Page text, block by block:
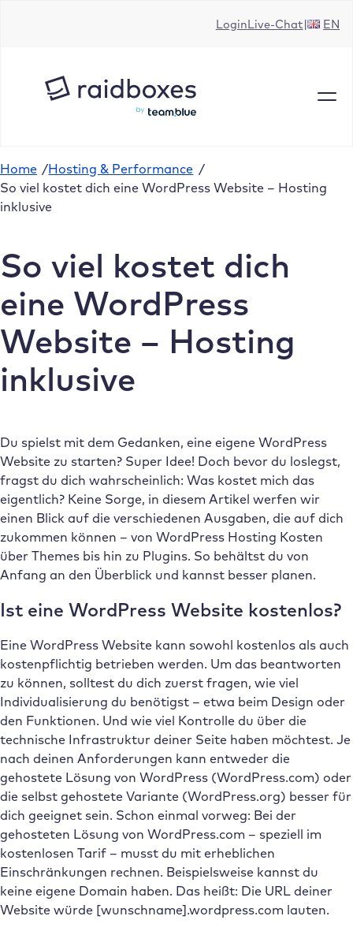
LoginLive-Chat EN
Home /Hosting & Performance /
So viel kostet dich eine WordPress Website – Hosting
inklusive
So viel kostet dich
eine WordPress
Website – Hosting
inklusive
Du spielst mit dem Gedanken, eine eigene WordPress
Website zu starten? Super Idee! Doch bevor du loslegst,
fragst du dich wahrscheinlich: Was kostet mich das
eigentlich? Keine Sorge, in diesem Artikel werfen wir
einen Blick auf die verschiedenen Ausgaben, die auf dich
zukommen können – von WordPress Hosting Kosten
über Themes bis hin zu Plugins. So behältst du von
Anfang an den Überblick und kannst besser planen.
Ist eine WordPress Website kostenlos?
Eine WordPress Website kann sowohl kostenlos als auch
kostenpflichtig betrieben werden. Um das beantworten
zu können, solltest du dich zuerst fragen, wie viel
Individualisierung du benötigst – etwa beim Design oder
den Funktionen. Und wie viel Kontrolle du über die
technische Infrastruktur deiner Seite haben möchtest. Je
nach deinen Anforderungen kann entweder die
gehostete Lösung von WordPress (WordPress.com) oder
die selbst gehostete Variante (WordPress.org) besser für
dich geeignet sein. Schon einmal vorweg: Bei der
gehosteten Lösung von WordPress.com – speziell im
kostenlosen Tarif – musst du mit erheblichen
Einschränkungen rechnen. Beispielsweise kannst du
keine eigene Domain haben. Das heißt: Die URL deiner
Website würde [wunschname].wordpress.com lauten.